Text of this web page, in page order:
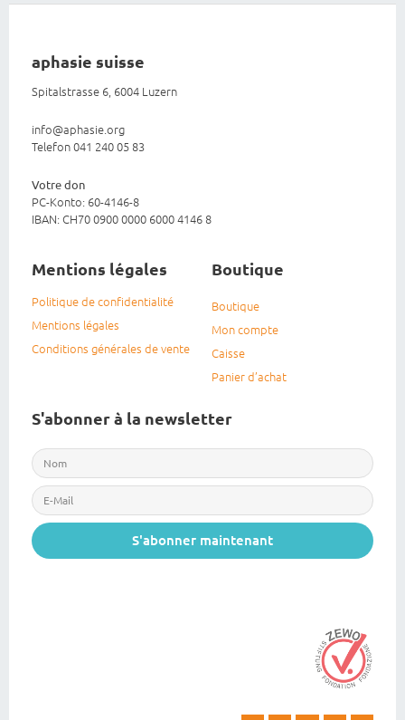
aphasie suisse
Spitalstrasse 6, 6004 Luzern
info@aphasie.org
Telefon 041 240 05 83
Votre don
PC-Konto: 60-4146-8
IBAN: CH70 0900 0000 6000 4146 8
Mentions légales
Politique de confidentialité
Mentions légales
Conditions générales de vente
Boutique
Boutique
Mon compte
Caisse
Panier d’achat
S'abonner à la newsletter
S'abonner maintenant